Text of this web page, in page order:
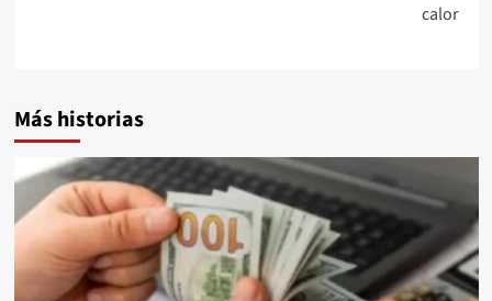
calor
Más historias